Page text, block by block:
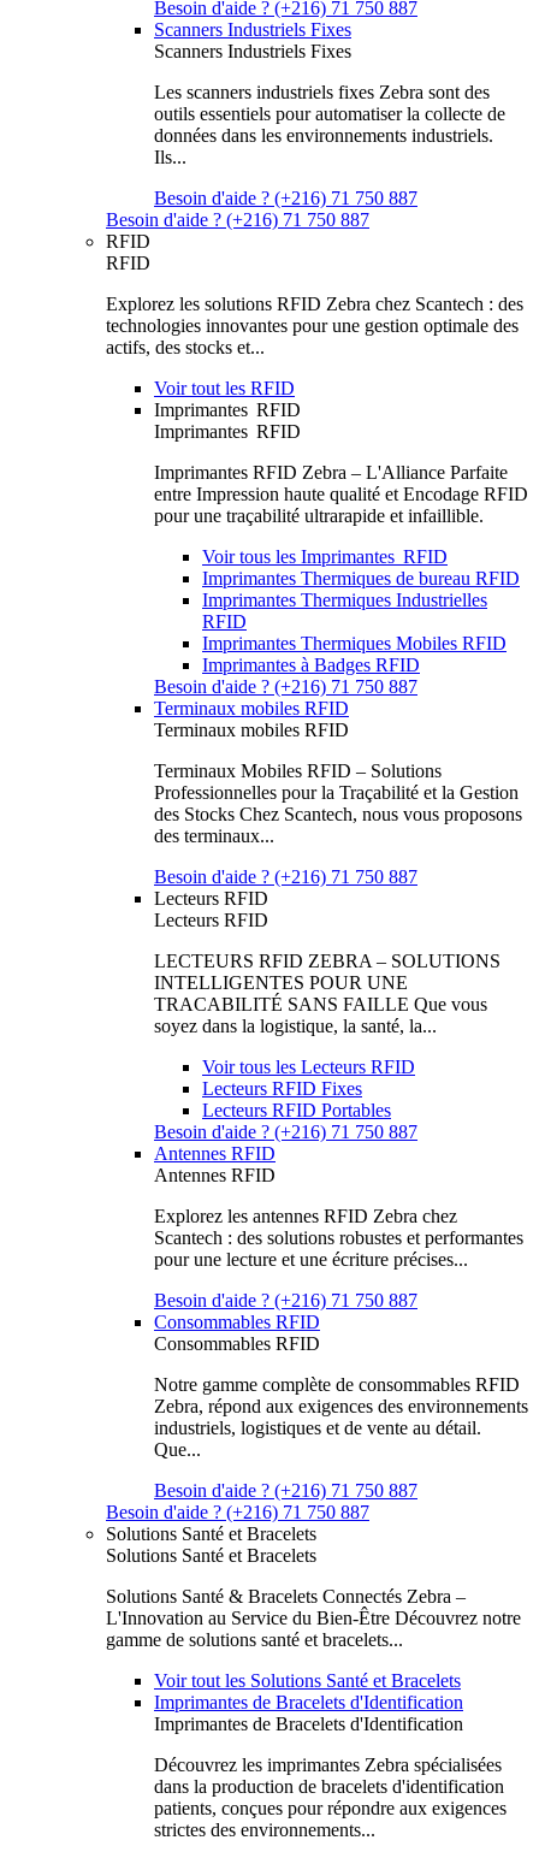
Besoin d'aide ? (+216) 71 750 887
Scanners Industriels Fixes
Scanners Industriels Fixes
Les scanners industriels fixes Zebra sont des
outils essentiels pour automatiser la collecte de
données dans les environnements industriels.
Ils...
Besoin d'aide ? (+216) 71 750 887
Besoin d'aide ? (+216) 71 750 887
RFID
RFID
Explorez les solutions RFID Zebra chez Scantech : des
technologies innovantes pour une gestion optimale des
actifs, des stocks et...
Voir tout les RFID
Imprimantes RFID
Imprimantes RFID
Imprimantes RFID Zebra – L'Alliance Parfaite
entre Impression haute qualité et Encodage RFID
pour une traçabilité ultrarapide et infaillible.
Voir tous les Imprimantes RFID
Imprimantes Thermiques de bureau RFID
Imprimantes Thermiques Industrielles
RFID
Imprimantes Thermiques Mobiles RFID
Imprimantes à Badges RFID
Besoin d'aide ? (+216) 71 750 887
Terminaux mobiles RFID
Terminaux mobiles RFID
Terminaux Mobiles RFID – Solutions
Professionnelles pour la Traçabilité et la Gestion
des Stocks Chez Scantech, nous vous proposons
des terminaux...
Besoin d'aide ? (+216) 71 750 887
Lecteurs RFID
Lecteurs RFID
LECTEURS RFID ZEBRA – SOLUTIONS
INTELLIGENTES POUR UNE
TRACABILITÉ SANS FAILLE Que vous
soyez dans la logistique, la santé, la...
Voir tous les Lecteurs RFID
Lecteurs RFID Fixes
Lecteurs RFID Portables
Besoin d'aide ? (+216) 71 750 887
Antennes RFID
Antennes RFID
Explorez les antennes RFID Zebra chez
Scantech : des solutions robustes et performantes
pour une lecture et une écriture précises...
Besoin d'aide ? (+216) 71 750 887
Consommables RFID
Consommables RFID
Notre gamme complète de consommables RFID
Zebra, répond aux exigences des environnements
industriels, logistiques et de vente au détail.
Que...
Besoin d'aide ? (+216) 71 750 887
Besoin d'aide ? (+216) 71 750 887
Solutions Santé et Bracelets
Solutions Santé et Bracelets
Solutions Santé & Bracelets Connectés Zebra –
L'Innovation au Service du Bien-Être Découvrez notre
gamme de solutions santé et bracelets...
Voir tout les Solutions Santé et Bracelets
Imprimantes de Bracelets d'Identification
Imprimantes de Bracelets d'Identification
Découvrez les imprimantes Zebra spécialisées
dans la production de bracelets d'identification
patients, conçues pour répondre aux exigences
strictes des environnements...